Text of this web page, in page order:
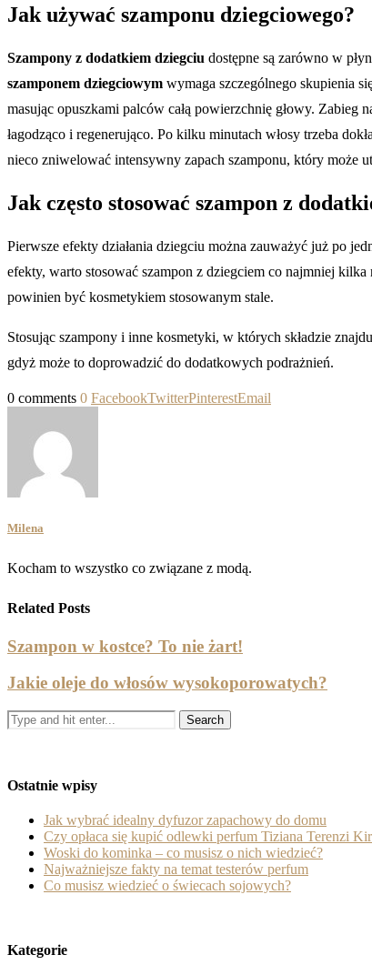
Jak używać szamponu dziegciowego?
Szampony z dodatkiem dziegciu dostępne są zarówno w
szamponem dziegciowym wymaga szczególnego skupienia
masując opuszkami palców całą powierzchnię głowy. Zabieg
łagodząco i regenerująco. Po kilku minutach włosy trzeba
nieco zniwelować intensywny zapach szamponu, który może
Jak często stosować szampon z
Pierwsze efekty działania dziegciu można zauważyć już po
efekty, warto stosować szampon z dziegciem co najmniej
powinien być kosmetykiem stosowanym stale.
Stosując szampony i inne kosmetyki, w których składzie
gdyż może to doprowadzić do dodatkowych podrażnień.
0 comments 0 FacebookTwitterPinterestEmail
Milena
Kocham to wszystko co związane z modą.
Related Posts
Szampon w kostce? To nie żart!
Jakie oleje do włosów wysokoporowatych?
Ostatnie wpisy
Jak wybrać idealny dyfuzor zapachowy do domu
Czy opłaca się kupić odlewki perfum Tiziana Terenzi
Woski do kominka – co musisz o nich wiedzieć?
Najważniejsze fakty na temat testerów perfum
Co musisz wiedzieć o świecach sojowych?
Kategorie